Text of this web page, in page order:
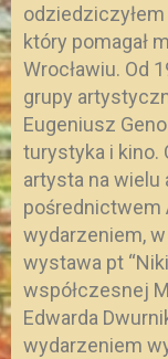
który pomagał
Wrocławiu. Od
grupy
Eugeniusz
turystyka i kino.
artysta na
pośrednictwem
wydarzeniem, w
wystawa pt
współczesnej
Edwarda
wydarzeniem